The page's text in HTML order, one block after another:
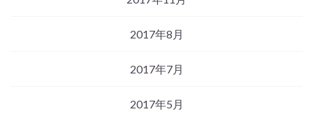
2017年8月
2017年7月
2017年5月